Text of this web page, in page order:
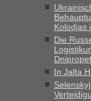
„Hallo Leute, ich
Anfrage. Ich
Straßen Kleidung
mitnehmen. Es ist
Berichte und
Grenzübergang
schnellsten?
Kolodjas
Die
In Jalta